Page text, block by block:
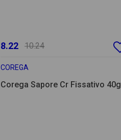
8.22 10.24
COREGA
Corega Sapore Cr Fissativo 40g